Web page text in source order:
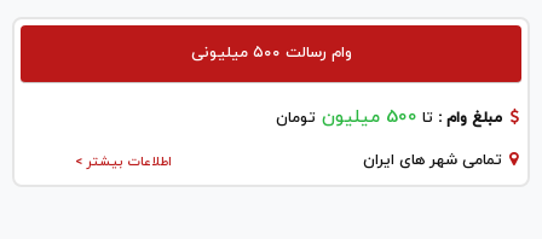
وام رسالت ۵۰۰ میلیونی
مبلغ وام : تا 500 میلیون تومان
اطلاعات بیشتر > تمامی شهر های ایران